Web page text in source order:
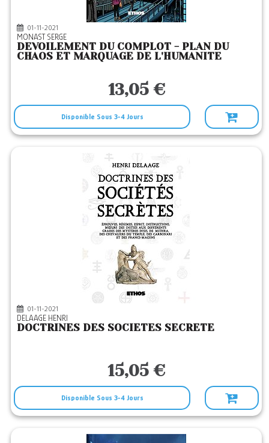
01-11-2021
MONAST SERGE
DEVOILEMENT DU COMPLOT - PLAN DU
CHAOS ET MARQUAGE DE L'HUMANITE
13,05 €
Disponible Sous 3-4 Jours
01-11-2021
DELAAGE HENRI
DOCTRINES DES SOCIETES SECRETE
15,05 €
Disponible Sous 3-4 Jours